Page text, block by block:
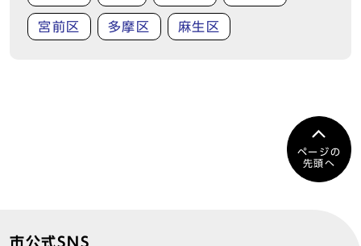
宮前区 多摩区 麻生区
ページの
先頭へ
市公式SNS